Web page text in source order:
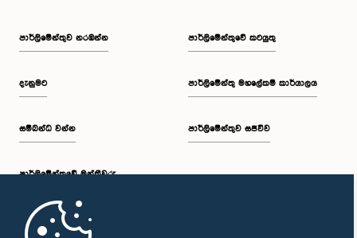
පාර්ලි‌මේන්තුව නරඹන්න
දැනුමට
සම්බන්ධ වන්න
පාර්ලි‌මේන්තුවේ මන්ත්‍රීවරු
මුල් පිටුව
පාර්ලිමේන්තුවේ කටයුතු
පාර්ලිමේන්තු මහලේකම් කාර්යාලය
පාර්ලිමේන්තුව සජීවීව